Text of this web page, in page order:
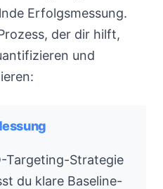
Erfolgsmessung.
der dir hilft,
und
Targeting-Strategie
du klare Baseline-